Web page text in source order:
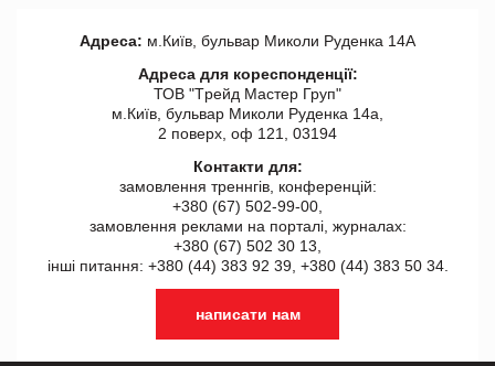
Адреса: м.Київ, бульвар Миколи Руденка 14А
Адреса для кореспонденції:
ТОВ "Tрейд Мастер Груп"
м.Київ, бульвар Миколи Руденка 14а,
2 поверх, оф 121, 03194
Контакти для:
замовлення треннгів, конференцій:
+380 (67) 502-99-00,
замовлення реклами на порталі, журналах:
+380 (67) 502 30 13,
інші питання: +380 (44) 383 92 39, +380 (44) 383 50 34.
написати нам